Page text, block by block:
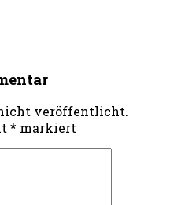
veröffentlicht.
* markiert